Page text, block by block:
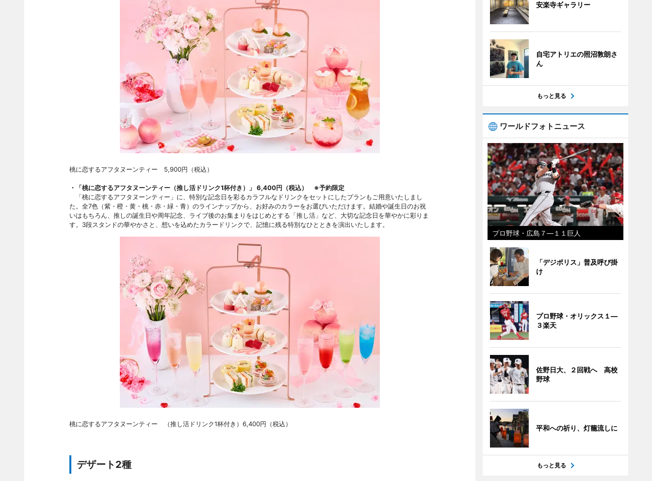
桃に恋するアフタヌーンティー 5,900円（税込）
・「桃に恋するアフタヌーンティー（推し活ドリンク1杯付き）」 6,400円（税込） ※予約限定
「桃に恋するアフタヌーンティー」に、特別な記念日を彩るカラフルなドリンクをセットにしたプランもご用意いたしまし
た。全7色（紫・橙・黄・桃・赤・緑・青）のラインナップから、お好みのカラーをお選びいただけます。結婚や誕生日のお祝
いはもちろん、推しの誕生日や周年記念、ライブ後のお集まりをはじめとする「推し活」など、大切な記念日を華やかに彩りま
す。3段スタンドの華やかさと、想いを込めたカラードリンクで、記憶に残る特別なひとときを演出いたします。
桃に恋するアフタヌーンティー （推し活ドリンク1杯付き）6,400円（税込）
デザート2種
安楽寺ギャラリー
自宅アトリエの照沼敦朗さ
ん
もっと見る
ワールドフォトニュース
プロ野球・広島７―１１巨人
「デジポリス」普及呼び掛
け
プロ野球・オリックス１―
３楽天
佐野日大、２回戦へ 高校
野球
平和への祈り、灯籠流しに
もっと見る